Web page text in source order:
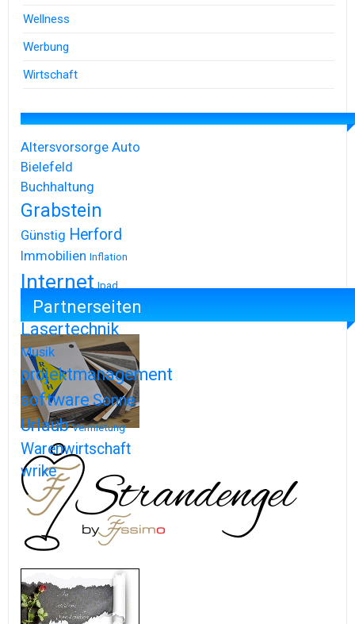
Wellness
Werbung
Wirtschaft
Altersvorsorge Auto
Bielefeld
Buchhaltung
Grabstein
Günstig Herford
Immobilien Inflation
Internet Ipad
Iphone
Lasertechnik
Musik
projektmanagement
softwareSonne
Urlaub Vermietung
Warenwirtschaft
wrike
Partnerseiten